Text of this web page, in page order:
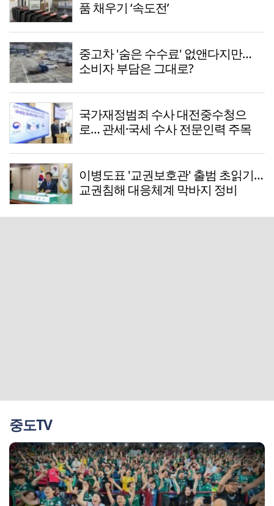
품 채우기 ‘속도전’
중고차 '숨은 수수료' 없앤다지만…
소비자 부담은 그대로?
국가재정범죄 수사 대전중수청으
로… 관세·국세 수사 전문인력 주목
이병도표 '교권보호관' 출범 초읽기…
교권침해 대응체계 막바지 정비
중도TV